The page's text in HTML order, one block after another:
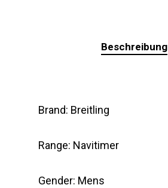
Beschreibung
Brand: Breitling
Range: Navitimer
Gender: Mens